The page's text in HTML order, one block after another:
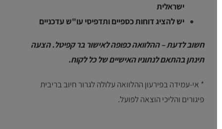
ישראלית
יש להציג דוחות כספיים ותדפיסי עו"ש עדכניים
חשוב לדעת – ההלוואה כפופה לאישור בר קפיטל. הצעה
תינתן בהתאם לנתוניו האישיים של כל לקוח.
* אי-עמידה בפירעון ההלוואה עלולה לגרור חיוב בריבית
פיגורים והליכי הוצאה לפועל.